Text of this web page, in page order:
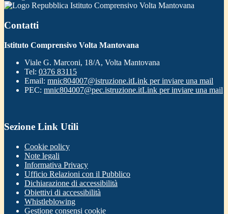
Istituto Comprensivo Volta Mantovana
Contatti
Istituto Comprensivo Volta Mantovana
Viale G. Marconi, 18/A, Volta Mantovana
Tel: 0376 83115
Email: mnic804007@istruzione.itLink per inviare una mail
PEC: mnic804007@pec.istruzione.itLink per inviare una mail
Sezione Link Utili
Cookie policy
Note legali
Informativa Privacy
Ufficio Relazioni con il Pubblico
Dichiarazione di accessibilità
Obiettivi di accessibilità
Whistleblowing
Gestione consensi cookie